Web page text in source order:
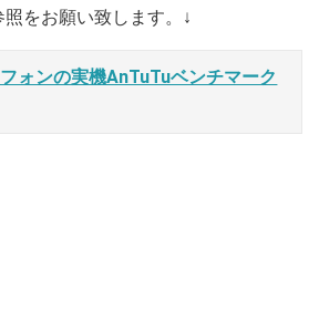
をお願い致します。↓
ォンの実機AnTuTuベンチマーク